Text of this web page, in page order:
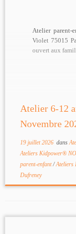
Atelier parent-
Violet 75015
ouvert aux
Atelier 6-12
Novembre
19 juillet 2026dans
Ateliers Kidpower®
parent-enfant/
Dufreney